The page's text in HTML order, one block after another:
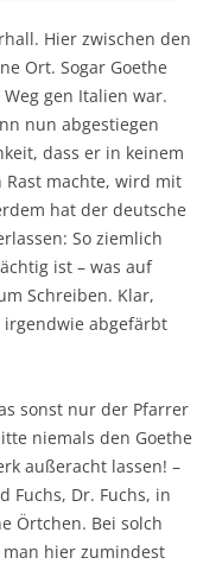
Hier zwischen den
Ort. Sogar Goethe
gen Italien war.
nun abgestiegen
dass er in keinem
machte, wird mit
hat der deutsche
So ziemlich
ist – was auf
Schreiben. Klar,
irgendwie abgefärbt
sonst nur der Pfarrer
niemals den Goethe
außeracht lassen! –
Fuchs, Dr. Fuchs, in
Örtchen. Bei solch
hier zumindest